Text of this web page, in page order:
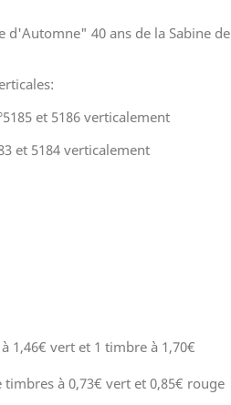
d'Automne" 40 ans de la Sabine de
et 5186 verticalement
et 5184 verticalement
1,46€ vert et 1 timbre à 1,70€
à 0,73€ vert et 0,85€ rouge